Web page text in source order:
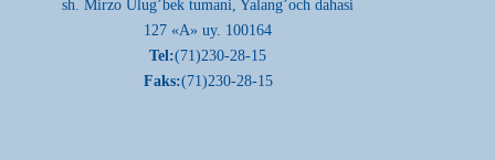
sh. Mirzo Ulug’bek tumani, Yalang’och dahasi
127 «A» uy. 100164
Tel:(71)230-28-15
Faks:(71)230-28-15